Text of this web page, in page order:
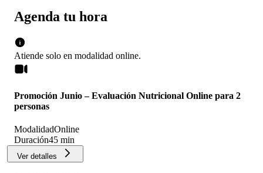
Agenda tu hora
Atiende solo en modalidad online.
Promoción Junio – Evaluación Nutricional Online para 2
personas
ModalidadOnline
Duración45 min
Ver detalles